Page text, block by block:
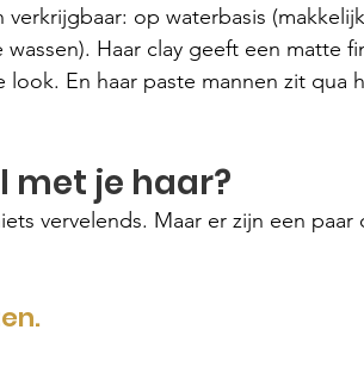
op waterbasis
Haar clay geeft een matte
En haar paste mannen zit qua
met je haar?
vervelends. Maar er zijn een paar